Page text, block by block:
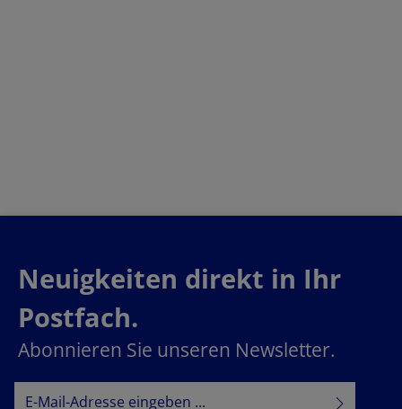
Neuigkeiten direkt in Ihr
Postfach.
Abonnieren Sie unseren Newsletter.
E-Mail-Adresse*